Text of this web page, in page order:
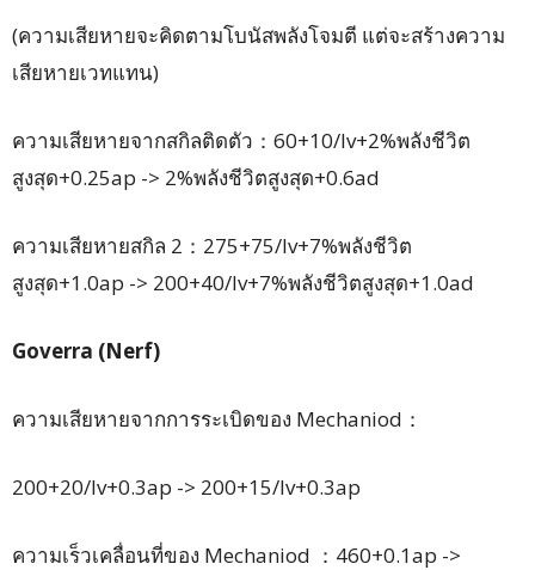
(ความเสียหายจะคิดตามโบนัสพลังโจมตี แต่จะสร้างความ
เสียหายเวทแทน)
ความเสียหายจากสกิลติดตัว：60+10/lv+2%พลังชีวิต
สูงสุด+0.25ap -> 2%พลังชีวิตสูงสุด+0.6ad
ความเสียหายสกิล 2：275+75/lv+7%พลังชีวิต
สูงสุด+1.0ap -> 200+40/lv+7%พลังชีวิตสูงสุด+1.0ad
Goverra (Nerf)
ความเสียหายจากการระเบิดของ Mechaniod：
200+20/lv+0.3ap -> 200+15/lv+0.3ap
ความเร็วเคลื่อนที่ของ Mechaniod ：460+0.1ap ->